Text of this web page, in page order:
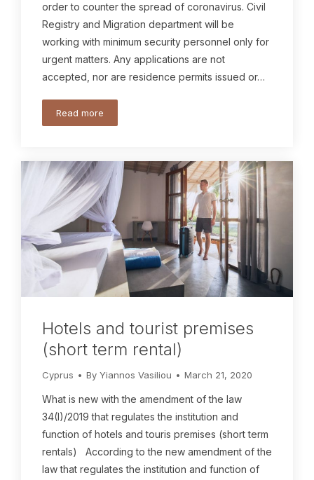
order to counter the spread of coronavirus. Civil
Registry and Migration department will be
working with minimum security personnel only for
urgent matters. Any applications are not
accepted, nor are residence permits issued or…
Read more
Hotels and tourist premises
(short term rental)
Cyprus By Yiannos Vasiliou March 21, 2020
What is new with the amendment of the law
34(I)/2019 that regulates the institution and
function of hotels and touris premises (short term
rentals) According to the new amendment of the
law that regulates the institution and function of